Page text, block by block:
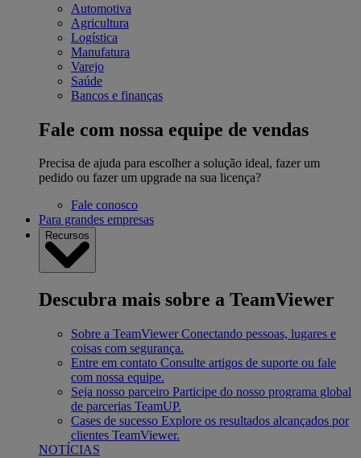
Automotiva
Agricultura
Logística
Manufatura
Varejo
Saúde
Bancos e finanças
Fale com nossa equipe de vendas
Precisa de ajuda para escolher a solução ideal, fazer um
pedido ou fazer um upgrade na sua licença?
Fale conosco
Para grandes empresas
Recursos
Descubra mais sobre a TeamViewer
Sobre a TeamViewer Conectando pessoas, lugares e
coisas com segurança.
Entre em contato Consulte artigos de suporte ou fale
com nossa equipe.
Seja nosso parceiro Participe do nosso programa global
de parcerias TeamUP.
Cases de sucesso Explore os resultados alcançados por
clientes TeamViewer.
NOTÍCIAS